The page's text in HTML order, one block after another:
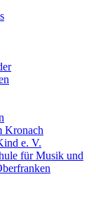
Kronach
e. V.
für Musik und